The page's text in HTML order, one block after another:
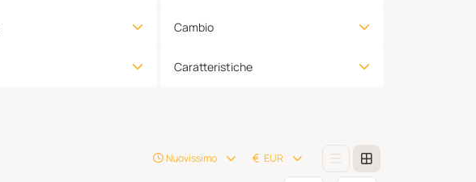
Cambio
Caratteristiche
Nuovissimo EUR